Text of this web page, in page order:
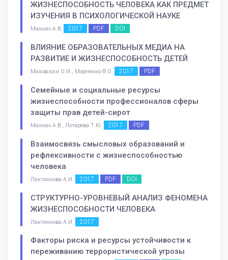
ЖИЗНЕСПОСОБНОСТЬ ЧЕЛОВЕКА КАК ПРЕДМЕТ
ИЗУЧЕНИЯ В ПСИХОЛОГИЧЕСКОЙ НАУКЕ
Махнач А.В. 2017 PDF DOI
ВЛИЯНИЕ ОБРАЗОВАТЕЛЬНЫХ МЕДИА НА
РАЗВИТИЕ И ЖИЗНЕСПОСОБНОСТЬ ДЕТЕЙ
Маховская О.И., Марченко Ф.О. 2017 PDF
Семейные и социальные ресурсы
жизнеспособности профессионалов сферы
защиты прав детей-сирот
Махнач А.В., Лотарева Т.Ю. 2017 PDF
Взаимосвязь смысловых образований и
рефлексивности с жизнеспособностью
человека
Лактионова А.И. 2017 PDF DOI
СТРУКТУРНО-УРОВНЕВЫЙ АНАЛИЗ ФЕНОМЕНА
ЖИЗНЕСПОСОБНОСТИ ЧЕЛОВЕКА
Лактионова А.И. 2017
Факторы риска и ресурсы устойчивости к
переживанию террористической угрозы